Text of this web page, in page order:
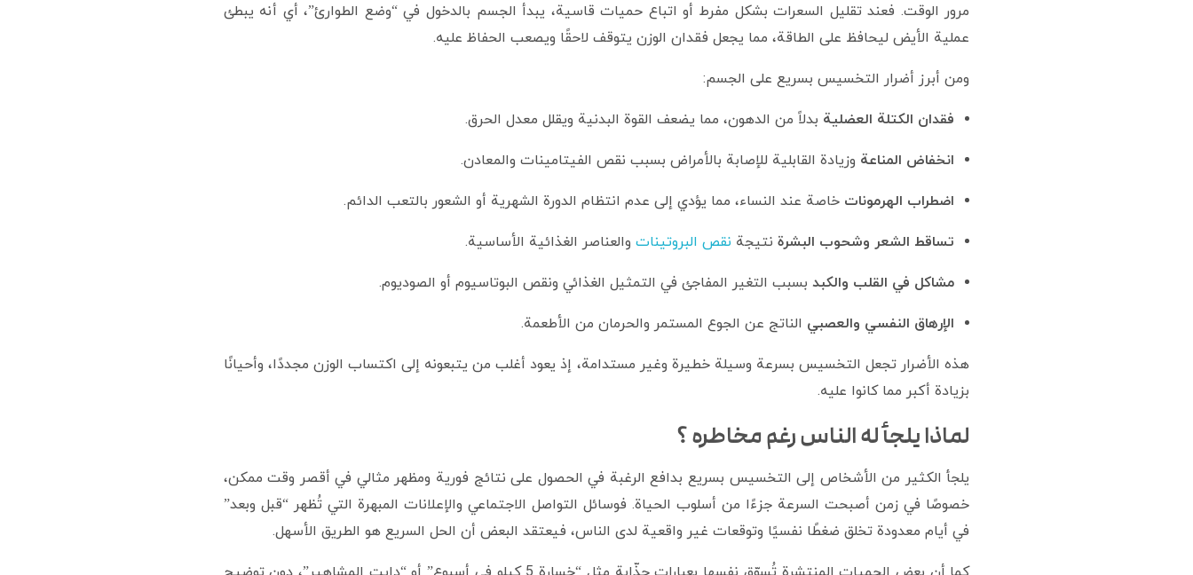
مرور الوقت. فعند تقليل السعرات بشكل مفرط أو اتباع حميات قاسية، يبدأ الجسم بالدخول في “وضع الطوارئ”، أي أنه يبطئ
عملية الأيض ليحافظ على الطاقة، مما يجعل فقدان الوزن يتوقف لاحقًا ويصعب الحفاظ عليه.
ومن أبرز أضرار التخسيس بسريع على الجسم:
فقدان الكتلة العضلية بدلاً من الدهون، مما يضعف القوة البدنية ويقلل معدل الحرق.
انخفاض المناعة وزيادة القابلية للإصابة بالأمراض بسبب نقص الفيتامينات والمعادن.
اضطراب الهرمونات خاصة عند النساء، مما يؤدي إلى عدم انتظام الدورة الشهرية أو الشعور بالتعب الدائم.
تساقط الشعر وشحوب البشرة نتيجة نقص البروتينات والعناصر الغذائية الأساسية.
مشاكل في القلب والكبد بسبب التغير المفاجئ في التمثيل الغذائي ونقص البوتاسيوم أو الصوديوم.
الإرهاق النفسي والعصبي الناتج عن الجوع المستمر والحرمان من الأطعمة.
هذه الأضرار تجعل التخسيس بسرعة وسيلة خطيرة وغير مستدامة، إذ يعود أغلب من يتبعونه إلى اكتساب الوزن مجددًا، وأحيانًا
بزيادة أكبر مما كانوا عليه.
لماذا يلجأ له الناس رغم مخاطره ؟
يلجأ الكثير من الأشخاص إلى التخسيس بسريع بدافع الرغبة في الحصول على نتائج فورية ومظهر مثالي في أقصر وقت ممكن،
خصوصًا في زمن أصبحت السرعة جزءًا من أسلوب الحياة. فوسائل التواصل الاجتماعي والإعلانات المبهرة التي تُظهر “قبل وبعد”
في أيام معدودة تخلق ضغطًا نفسيًا وتوقعات غير واقعية لدى الناس، فيعتقد البعض أن الحل السريع هو الطريق الأسهل.